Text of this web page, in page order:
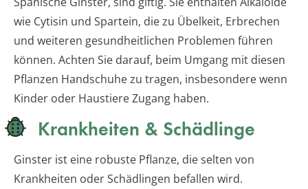
wie Cytisin und Spartein, die zu Übelkeit, Erbrechen
und weiteren gesundheitlichen Problemen führen
können. Achten Sie darauf, beim Umgang mit diesen
Pflanzen Handschuhe zu tragen, insbesondere wenn
Kinder oder Haustiere Zugang haben.
Krankheiten & Schädlinge
Ginster ist eine robuste Pflanze, die selten von
Krankheiten oder Schädlingen befallen wird.